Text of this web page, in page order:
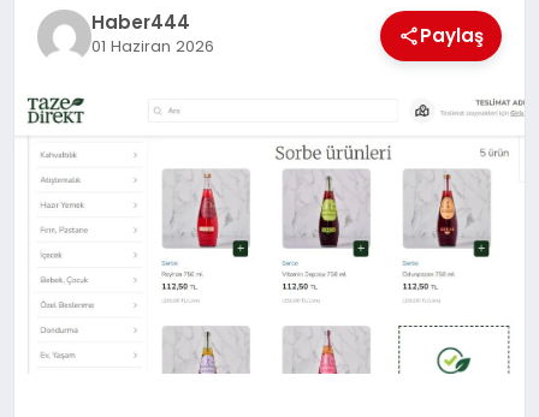
SPOR
TEKNOLOJI
MAGAZIN
EGITIM
YAŞAM
Haber444
01 Haziran 2026 Paylaş